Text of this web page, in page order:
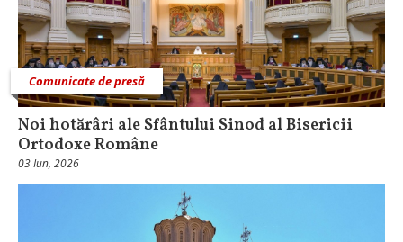
Comunicate de presă
Noi hotărâri ale Sfântului Sinod al Bisericii
Ortodoxe Române
03 Iun, 2026